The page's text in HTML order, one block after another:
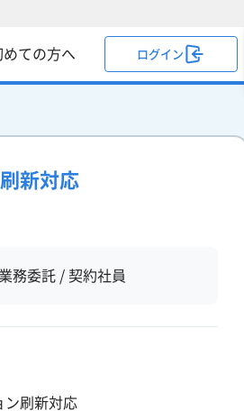
めての方へ ログイン
新対応
業務委託 / 契約社員
ン刷新対応